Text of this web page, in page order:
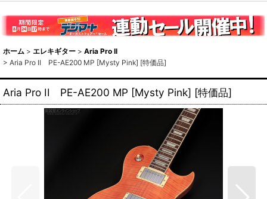
ホーム > エレキギター > Aria Pro II
> Aria Pro II PE-AE200 MP [Mysty Pink] [特価品]
Aria Pro II PE-AE200 MP [Mysty Pink] [特価品]